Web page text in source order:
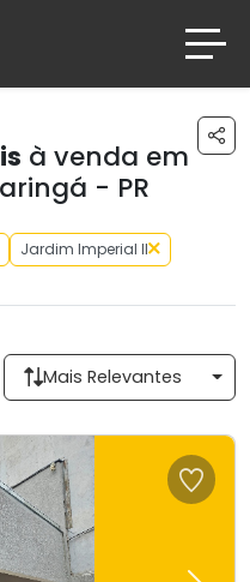
à venda em
- PR
Jardim Imperial II
Mais Relevantes